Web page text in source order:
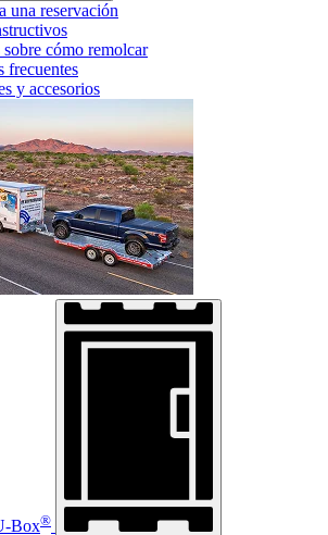
una reservación
sobre cómo remolcar
frecuentes
y accesorios
Box®